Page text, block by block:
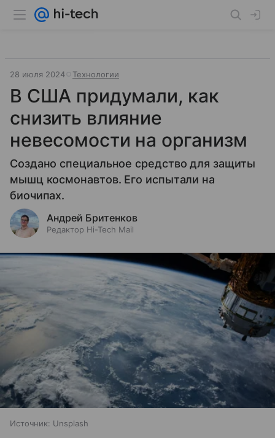
28 июля 2024 Технологии
В США придумали, как
снизить влияние
невесомости на организм
Создано специальное средство для защиты
мышц космонавтов. Его испытали на
биочипах.
Андрей Бритенков
Редактор Hi-Tech Mail
Источник: Unsplash